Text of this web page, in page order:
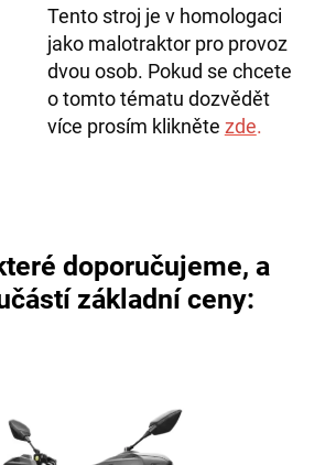
Tento stroj je v homologaci
jako malotraktor pro provoz
dvou osob. Pokud se chcete
o tomto tématu dozvědět
více prosím klikněte zde.
doporučujeme, a
základní ceny: